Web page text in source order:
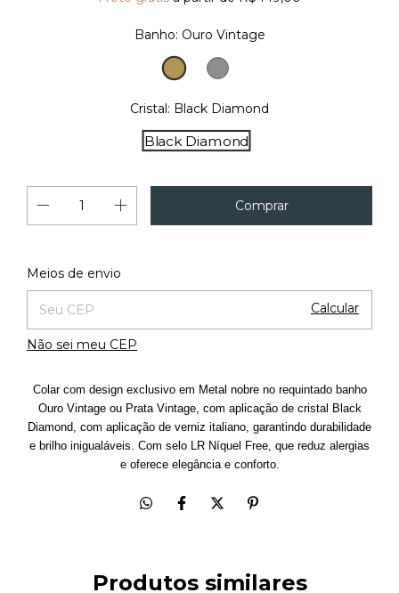
Banho: Ouro Vintage
Ouro
Vintage
Prata
Vintage
Cristal: Black Diamond
Black Diamond
Entregas para o CEP:
Meios de envio
Calcular
Não sei meu CEP
Colar com design exclusivo em Metal nobre no requintado banho
Ouro Vintage ou Prata Vintage, com aplicação de cristal Black
Diamond, com aplicação de verniz italiano, garantindo durabilidade
e brilho inigualáveis. Com selo LR Níquel Free, que reduz alergias
e oferece elegância e conforto.
Produtos similares